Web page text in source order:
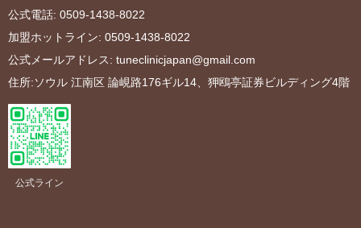
公式電話: 0509-1438-8022
加盟ホットライン: 0509-1438-8022
公式メールアドレス: tuneclinicjapan@gmail.com
住所:ソウル 江南区 論峴路176ギル14、狎鴎亭証券ビルディング4階
公式ライン